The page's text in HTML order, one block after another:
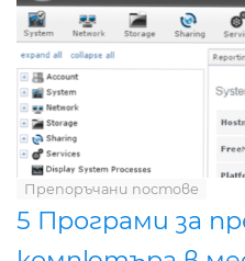
Препоръчани постове
5 Програми за